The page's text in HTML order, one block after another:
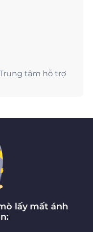
tâm hỗ trợ
lấy mất ánh